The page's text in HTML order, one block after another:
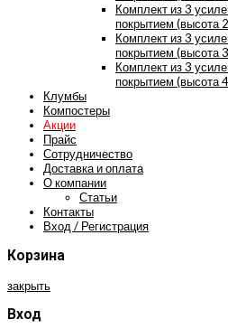
Комплект из 3
покрытием (высота
Комплект из 3
покрытием (высота
Комплект из 3
покрытием (высота
Клумбы
Компостеры
Акции
Прайс
Сотрудничество
Доставка и оплата
О компании
Статьи
Контакты
Вход / Регистрация
Корзина
закрыть
Вход